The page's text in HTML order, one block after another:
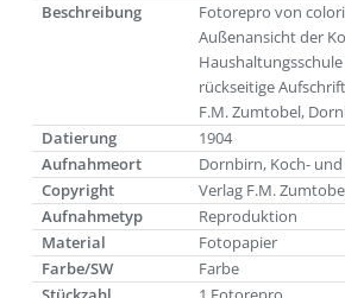
Beschreibung
Fotorepro von
Außenansicht der
rückseitige
F.M. Zumtobel,
Datierung
1904
Aufnahmeort
Dornbirn, Koch-
Copyright
Verlag F.M.
Aufnahmetyp
Reproduktion
Material
Fotopapier
Farbe/SW
Farbe